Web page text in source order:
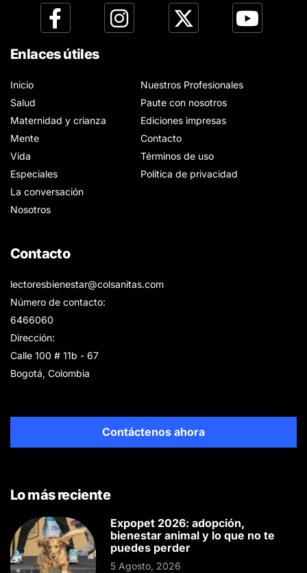
Enlaces útiles
Inicio
Salud
Maternidad y crianza
Mente
Vida
Especiales
La conversación
Nosotros
Nuestros Profesionales
Paute con nosotros
Ediciones impresas
Contacto
Términos de uso
Política de privacidad
Contacto
lectoresbienestar@colsanitas.com
Número de contacto:
6466060
Dirección:
Calle 100 # 11b - 67
Bogotá, Colombia
Contáctenos ahora
Lo más reciente
Expopet 2026: adopción,
bienestar animal y lo que no te
puedes perder
5 Agosto, 2026